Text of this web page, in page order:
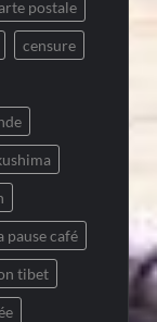
postale
censure
pause café
tibet